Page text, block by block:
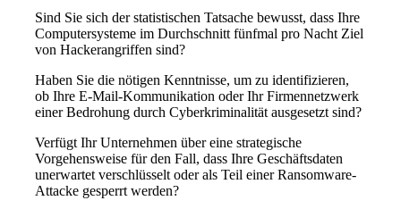
Sind Sie sich der statistischen Tatsache bewusst, dass Ihre
Computersysteme im Durchschnitt fünfmal pro Nacht Ziel
von Hackerangriffen sind?
Haben Sie die nötigen Kenntnisse, um zu identifizieren,
ob Ihre E-Mail-Kommunikation oder Ihr Firmennetzwerk
einer Bedrohung durch Cyberkriminalität ausgesetzt sind?
Verfügt Ihr Unternehmen über eine strategische
Vorgehensweise für den Fall, dass Ihre Geschäftsdaten
unerwartet verschlüsselt oder als Teil einer Ransomware-
Attacke gesperrt werden?